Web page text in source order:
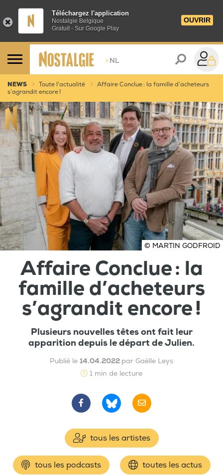
Téléchargez l'application
Nostalgie Belgique
Gratuit - Sur Google Play
OUVRIR
> NL
NEWS Toute l'actualité
Affaire Conclue : la famille d’acheteurs
s’agrandit encore !
© MARTIN GODFROID
Affaire Conclue : la
famille d’acheteurs
s’agrandit encore !
Plusieurs nouvelles têtes ont fait leur
apparition depuis le départ de Julien.
Publié le 14.04.2022 par Gaëlle Leys
1 min de lecture
tous les artistes
tous les podcasts toutes les actus